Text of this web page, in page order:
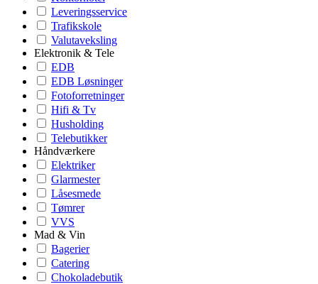
Leveringsservice
Trafikskole
Valutaveksling
Elektronik & Tele
EDB
EDB Løsninger
Fotoforretninger
Hifi & Tv
Husholding
Telebutikker
Håndværkere
Elektriker
Glarmester
Låsesmede
Tømrer
VVS
Mad & Vin
Bagerier
Catering
Chokoladebutik